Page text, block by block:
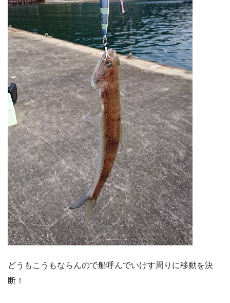
どうもこうもならんので船呼んでいけす周りに移動を決
断！